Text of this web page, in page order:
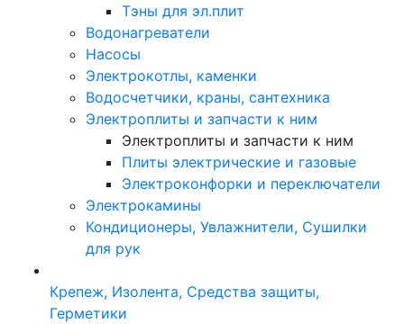
Тэны для эл.плит
Водонагреватели
Насосы
Электрокотлы, каменки
Водосчетчики, краны, сантехника
Электроплиты и запчасти к ним
Электроплиты и запчасти к ним
Плиты электрические и газовые
Электроконфорки и переключатели
Электрокамины
Кондиционеры, Увлажнители, Сушилки
для рук
Крепеж, Изолента, Средства защиты,
Герметики